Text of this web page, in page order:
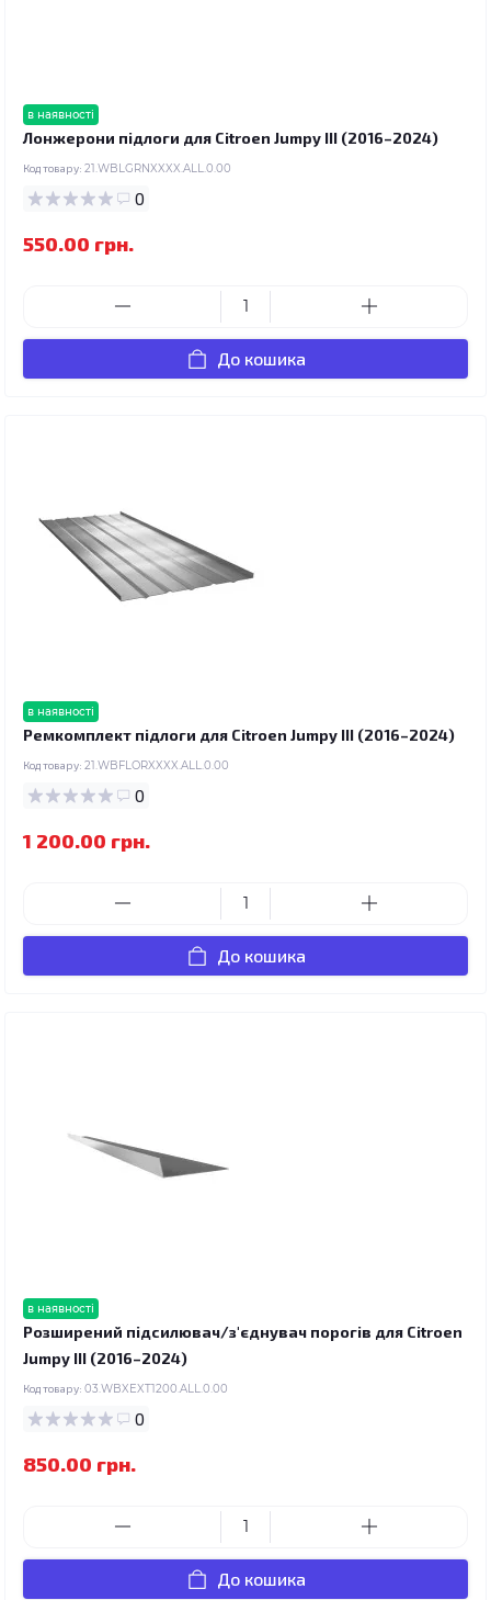
в наявності
Лонжерони підлоги для Citroen Jumpy III (2016–2024)
Код товару: 21.WBLGRNXXXX.ALL.0.00
0
550.00 грн.
До кошика
в наявності
Ремкомплект підлоги для Citroen Jumpy III (2016–2024)
Код товару: 21.WBFLORXXXX.ALL.0.00
0
1 200.00 грн.
До кошика
в наявності
Розширений підсилювач/з'єднувач порогів для Citroen
Jumpy III (2016–2024)
Код товару: 03.WBXEXT1200.ALL.0.00
0
850.00 грн.
До кошика